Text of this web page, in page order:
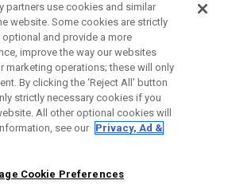
A PROPOS
LÉGALES
partners use cookies and similar
website. Some cookies are strictly
optional and provide a more
improve the way our websites
marketing operations; these will only
By clicking the ‘Reject All' button
strictly necessary cookies if you
All other optional cookies will
see our Privacy, Ad &
Cookie Preferences